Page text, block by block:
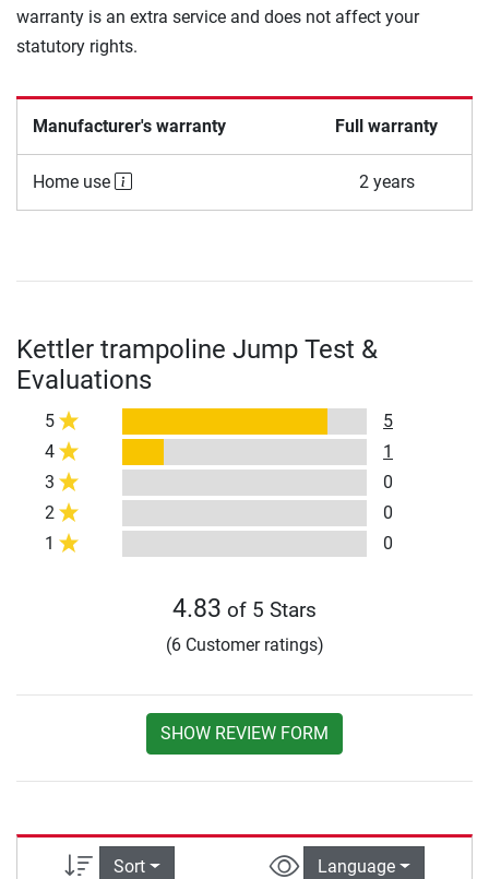
warranty is an extra service and does not affect your
statutory rights.
Manufacturer's warranty Full warranty
Home use 2 years
Kettler trampoline Jump Test &
Evaluations
5
5
4
1
3
0
2
0
1
0
4.83 of 5 Stars
(6 Customer ratings)
SHOW REVIEW FORM
Sort Language